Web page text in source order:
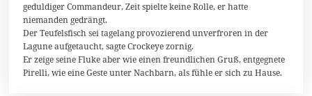
2
5
geduldiger Commandeur, Zeit spielte keine Rolle, er hatte
niemanden gedrängt.
Der Teufelsfisch sei tagelang provozierend unverfroren in der
Lagune aufgetaucht, sagte Crockeye zornig.
Er zeige seine Fluke aber wie einen freundlichen Gruß, entgegnete
Pirelli, wie eine Geste unter Nachbarn, als fühle er sich zu Hause.